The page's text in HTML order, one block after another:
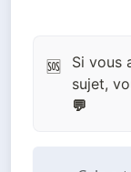
🆘
Si vous
sujet,
💬